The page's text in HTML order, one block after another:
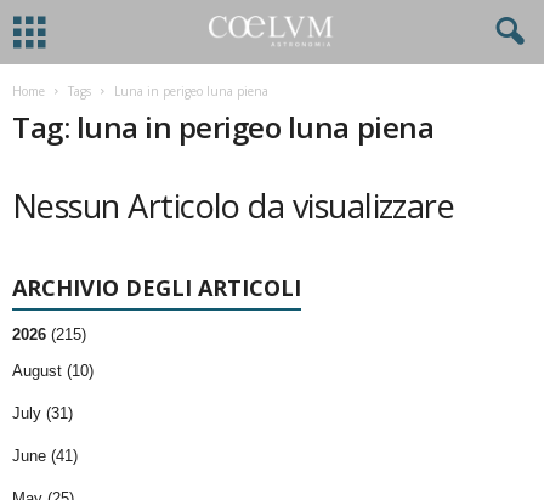
Home Tags Luna in perigeo luna piena
Tag: luna in perigeo luna piena
Nessun Articolo da visualizzare
ARCHIVIO DEGLI ARTICOLI
2026 (215)
August (10)
July (31)
June (41)